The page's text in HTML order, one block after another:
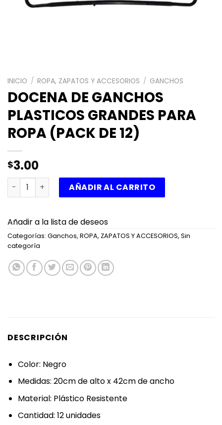
INICIO / ROPA, ZAPATOS Y ACCESORIOS / GANCHOS
DOCENA DE GANCHOS
PLASTICOS GRANDES PARA
ROPA (PACK DE 12)
$3.00
DOCENA DE GANCHOS PLASTICOS GRANDES PARA
AÑADIR AL CARRITO
Añadir a la lista de deseos
Categorías: Ganchos, ROPA, ZAPATOS Y ACCESORIOS, Sin
categoría
DESCRIPCIÓN
Color: Negro
Medidas: 20cm de alto x 42cm de ancho
Material: Plástico Resistente
Cantidad: 12 unidades